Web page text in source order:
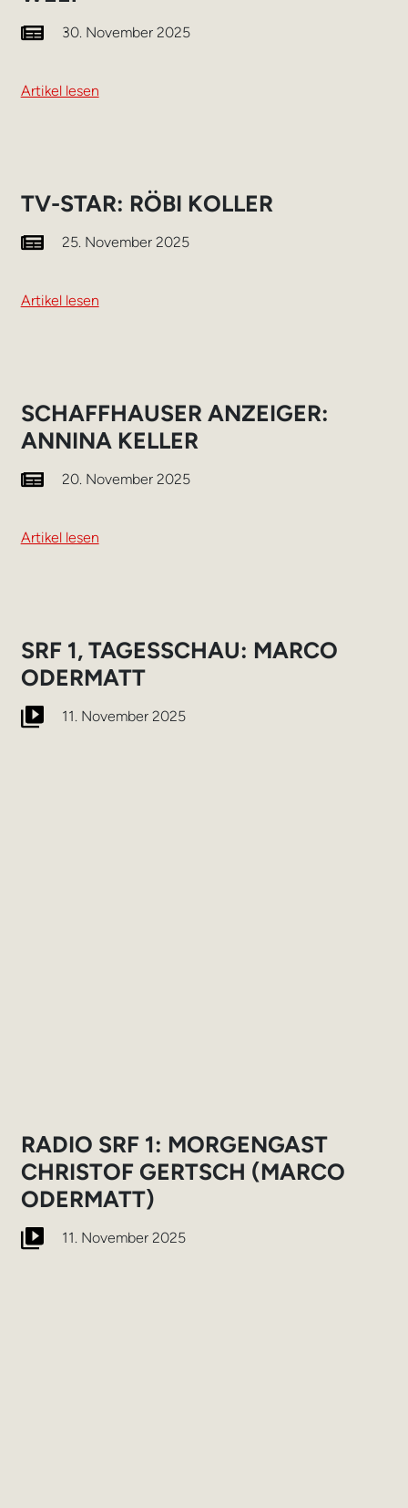
30. November 2025
Artikel lesen
TV-STAR: RÖBI KOLLER
25. November 2025
Artikel lesen
SCHAFFHAUSER ANZEIGER:
ANNINA KELLER
20. November 2025
Artikel lesen
SRF 1, TAGESSCHAU: MARCO
ODERMATT
11. November 2025
RADIO SRF 1: MORGENGAST
CHRISTOF GERTSCH (MARCO
ODERMATT)
11. November 2025